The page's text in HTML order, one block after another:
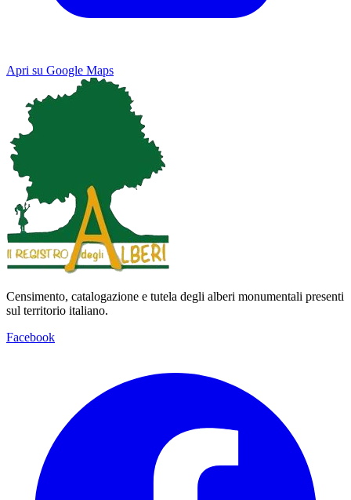
Apri su Google Maps
Map Satellite
Keyboard shortcuts
Censimento, catalogazione e tutela degli alberi monumentali presenti
sul territorio italiano.
Facebook